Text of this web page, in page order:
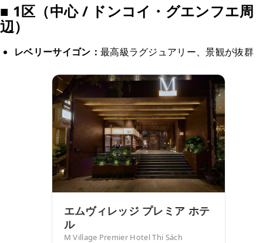
■ 1区（中心 / ドンコイ・グエンフエ周
辺）
レベリーサイゴン： 最高級ラグジュアリー、景観が抜群
エムヴィレッジ プレミア ホテ
ル
M Village Premier Hotel Thi Sách